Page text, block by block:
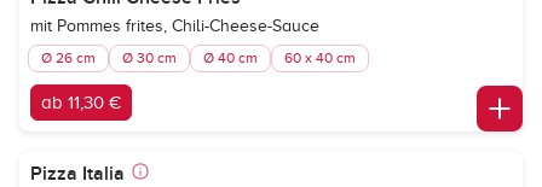
mit Pommes frites, Chili-Cheese-Sauce
Ø 26 cm Ø 30 cm Ø 40 cm 60 x 40 cm
ab 11,30 €
Pizza Italia